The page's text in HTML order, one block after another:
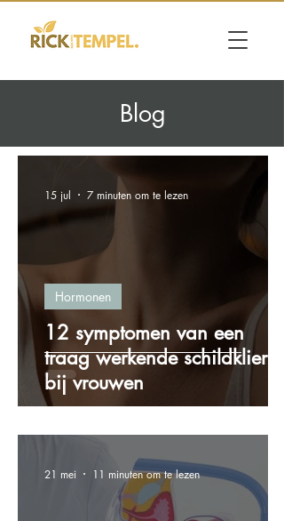
Blog
12 symptomen van een
traag werkende schildklier
bij vrouwen
Hormonen
15 jul 7 minuten om te lezen
21 mei 11 minuten om te lezen